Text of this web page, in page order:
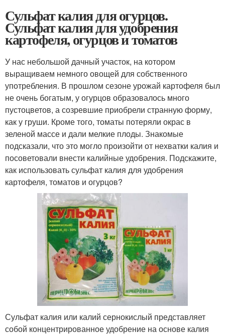
Сульфат калия для огурцов.
Сульфат калия для удобрения
картофеля, огурцов и томатов
У нас небольшой дачный участок, на котором
выращиваем немного овощей для собственного
употребления. В прошлом сезоне урожай картофеля был
не очень богатым, у огурцов образовалось много
пустоцветов, а созревшие приобрели странную форму,
как у груши. Кроме того, томаты потеряли окрас в
зеленой массе и дали мелкие плоды. Знакомые
подсказали, что это могло произойти от нехватки калия и
посоветовали внести калийные удобрения. Подскажите,
как использовать сульфат калия для удобрения
картофеля, томатов и огурцов?
Сульфат калия или калий сернокислый представляет
собой концентрированное удобрение на основе калия